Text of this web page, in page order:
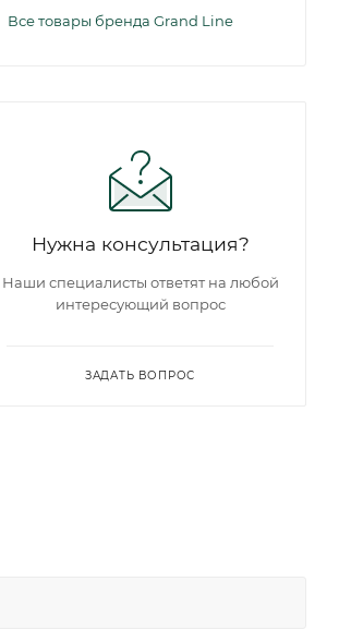
Все товары бренда Grand Line
Нужна консультация?
Наши специалисты ответят на любой
интересующий вопрос
ЗАДАТЬ ВОПРОС